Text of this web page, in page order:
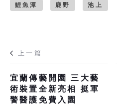
鯉魚潭 鹿野 池上
上一篇
宜蘭傳藝開園 三大藝
術裝置全新亮相 挺軍
警醫護免費入園